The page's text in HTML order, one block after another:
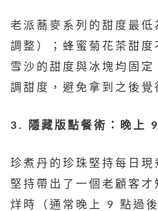
老派蕎麥系列的甜度最
調整）；蜂蜜菊花茶甜
雪沙的甜度與冰塊均固定
調甜度，避免拿到之後覺
3. 隱藏版點餐術：晚上
珍煮丹的珍珠堅持每日
堅持帶出了一個老顧客才
烊時（通常晚上 9 點過